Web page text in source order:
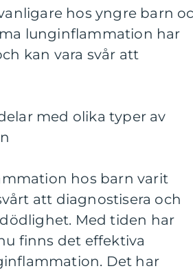
hos yngre barn
lunginflammation har
kan vara svår att
med olika typer av
hos barn varit
att diagnostisera och
Med tiden har
finns det effektiva
Det har